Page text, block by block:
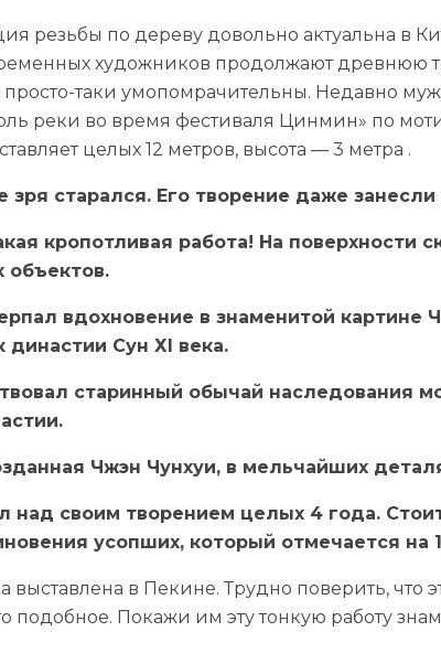
резьбы по дереву довольно актуальна в
художников продолжают древнюю
таки умопомрачительны. Недавно
реки во время фестиваля Цинмин» по
целых 12 метров, высота — 3 метра .
зря старался. Его творение даже
кропотливая работа! На поверхности
объектов.
вдохновение в знаменитой
династии Сун ХI века.
старинный обычай наследования
Чжэн Чунхуи, в мельчайших
над своим творением целых 4 года.
усопших, который отмечается на
выставлена в Пекине. Трудно поверить,
подобное. Покажи им эту тонкую работу